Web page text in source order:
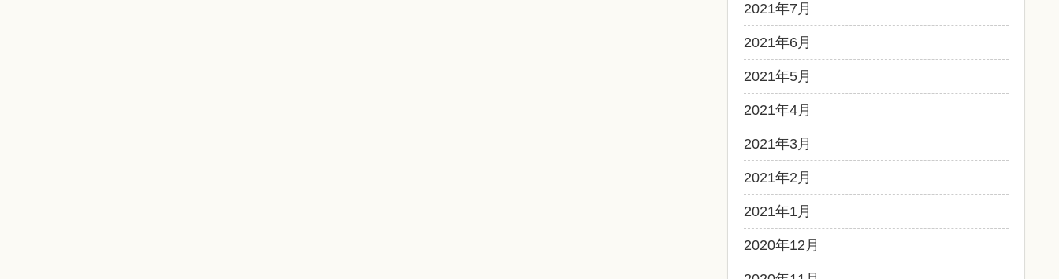
2021年7月
2021年6月
2021年5月
2021年4月
2021年3月
2021年2月
2021年1月
2020年12月